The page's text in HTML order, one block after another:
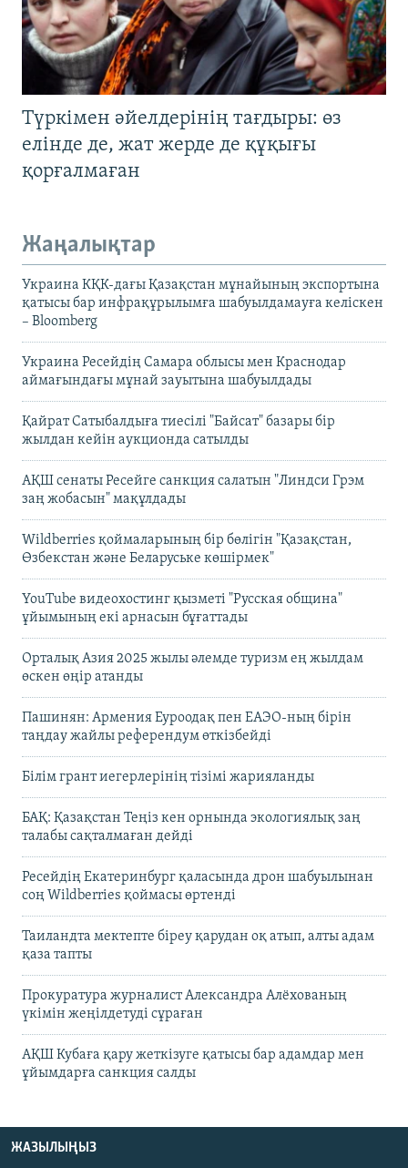
Түркімен әйелдерінің тағдыры: өз
елінде де, жат жерде де құқығы
қорғалмаған
Жаңалықтар
Украина КҚК-дағы Қазақстан мұнайының экспортына
қатысы бар инфрақұрылымға шабуылдамауға келіскен
– Bloomberg
Украина Ресейдің Самара облысы мен Краснодар
аймағындағы мұнай зауытына шабуылдады
Қайрат Сатыбалдыға тиесілі "Байсат" базары бір
жылдан кейін аукционда сатылды
АҚШ сенаты Ресейге санкция салатын "Линдси Грэм
заң жобасын" мақұлдады
Wildberries қоймаларының бір бөлігін "Қазақстан,
Өзбекстан және Беларуське көшірмек"
YouTube видеохостинг қызметі "Русская община"
ұйымының екі арнасын бұғаттады
Орталық Азия 2025 жылы әлемде туризм ең жылдам
өскен өңір атанды
Пашинян: Армения Еуроодақ пен ЕАЭО-ның бірін
таңдау жайлы референдум өткізбейді
Білім грант иегерлерінің тізімі жарияланды
БАҚ: Қазақстан Теңіз кен орнында экологиялық заң
талабы сақталмаған дейді
Ресейдің Екатеринбург қаласында дрон шабуылынан
соң Wildberries қоймасы өртенді
Таиландта мектепте біреу қарудан оқ атып, алты адам
қаза тапты
Прокуратура журналист Александра Алёхованың
үкімін жеңілдетуді сұраған
АҚШ Кубаға қару жеткізуге қатысы бар адамдар мен
ұйымдарға санкция салды
ЖАЗЫЛЫҢЫЗ